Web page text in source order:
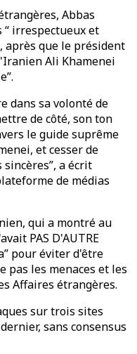
Abbas
“ irrespectueux et
après que le président
Ali Khamenei
dans sa volonté de
de côté, son ton
le guide suprême
et cesser de
a écrit
de médias
qui a montré au
PAS D'AUTRE
pour éviter d'être
pas les menaces et les
Affaires étrangères.
sur trois sites
sans consensus